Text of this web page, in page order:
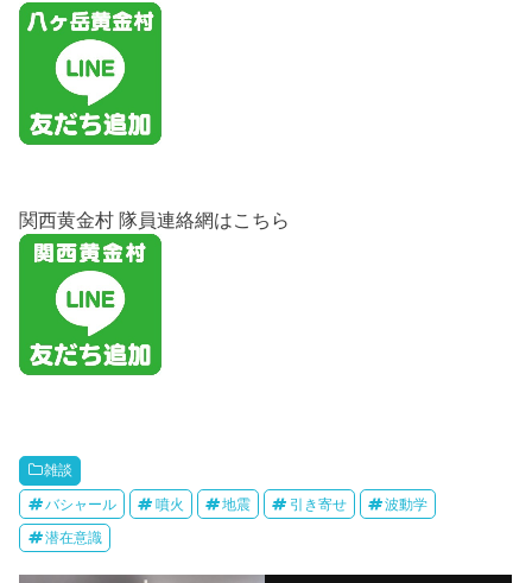
関西黄金村 隊員連絡網はこちら
雑談
バシャール 噴火 地震 引き寄せ 波動学
潜在意識